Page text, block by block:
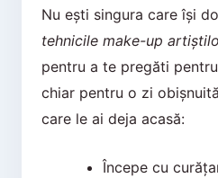
Nu ești singura care își
tehnicile make-up
pentru a te pregăti
chiar pentru o zi
care le ai deja acasă:
Începe cu